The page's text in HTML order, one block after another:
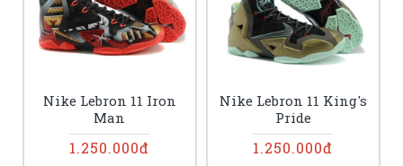
Nike Lebron 11 Iron
Man
1.250.000đ
Nike Lebron 11 King's
Pride
1.250.000đ